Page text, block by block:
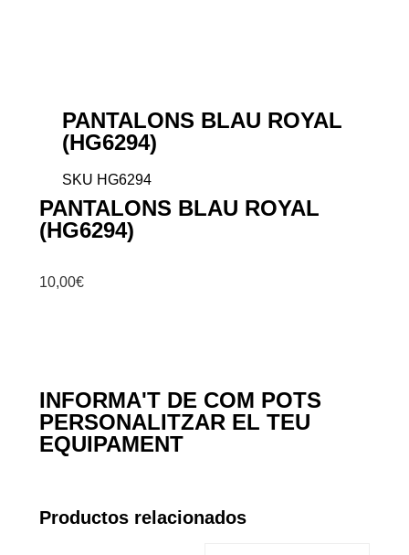
PANTALONS BLAU ROYAL
(HG6294)
SKU HG6294
PANTALONS BLAU ROYAL
(HG6294)
10,00€
INFORMA'T DE COM POTS
PERSONALITZAR EL TEU
EQUIPAMENT
Productos relacionados